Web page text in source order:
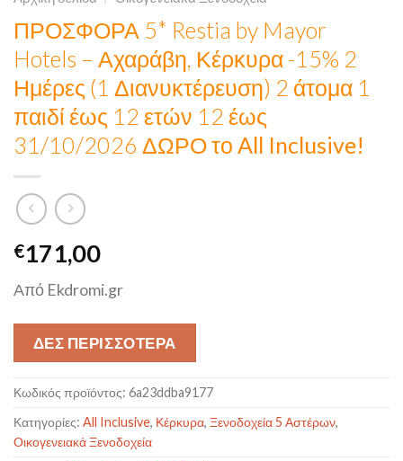
ΠΡΟΣΦΟΡΑ 5* Restia by Mayor
Hotels – Αχαράβη, Κέρκυρα -15% 2
Ημέρες (1 Διανυκτέρευση) 2 άτομα 1
παιδί έως 12 ετών 12 έως
31/10/2026 ΔΩΡΟ το All Inclusive!
€171,00
Από Ekdromi.gr
ΔΕΣ ΠΕΡΙΣΣΟΤΕΡΑ
Κωδικός προϊόντος: 6a23ddba9177
Κατηγορίες: All Inclusive, Κέρκυρα, Ξενοδοχεία 5 Αστέρων,
Οικογενειακά Ξενοδοχεία